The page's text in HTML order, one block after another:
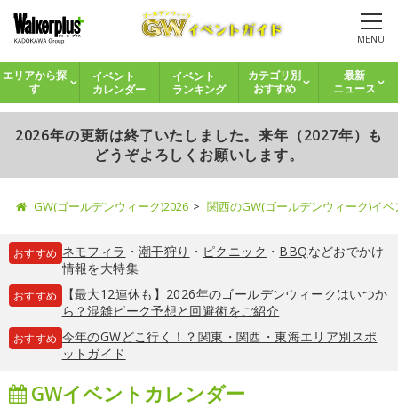
MENU
エリアから探
す
イベント
カレンダー
イベント
ランキング
カテゴリ別
おすすめ
最新
ニュース
2026年の更新は終了いたしました。来年（2027年）も
どうぞよろしくお願いします。
GW(ゴールデンウィーク)2026 関西のGW(ゴールデンウィーク)イ
おすすめ ネモフィラ ・ 潮干狩り ・ ピクニック ・ BBQなどおでかけ
情報を大特集
おすすめ
【最大12連休も】2026年のゴールデンウィークはいつか
ら？混雑ピーク予想と回避術をご紹介
おすすめ 今年のGWどこ行く！？関東・関西・東海エリア別スポ
ットガイド
GWイベントカレンダー